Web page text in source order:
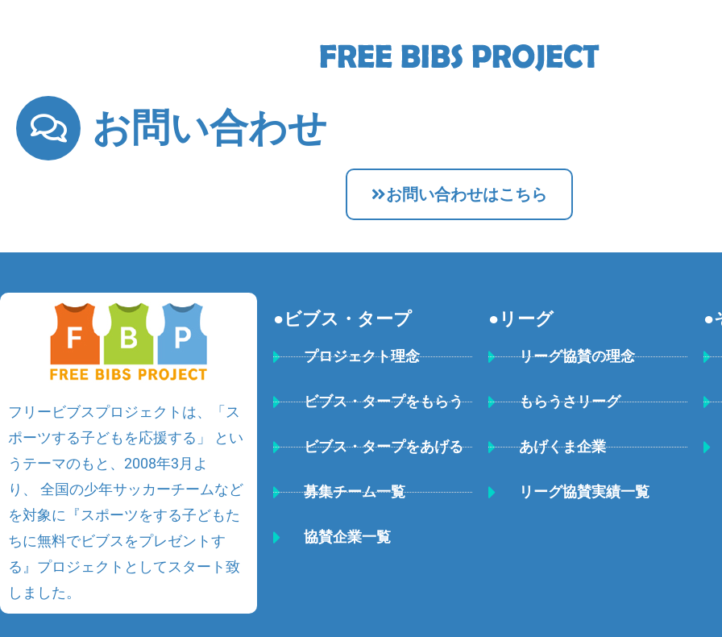
お問い合わせ
お問い合わせはこちら
フリービブスプロジェクトは、
「ス
ポーツする子どもを応援する」
とい
うテーマのもと、2008年3月よ
り、 全国の少年サッカーチームなど
を対象に『スポーツをする子どもた
ちに無料でビブスをプレゼントす
る』プロジェクトとしてスタート致
しました。
●ビブス・タープ
プロジェクト理念
ビブス・タープをもらう
ビブス・タープをあげる
募集チーム一覧
協賛企業一覧
●リーグ
リーグ協賛の理念
もらうさリーグ
あげくま企業
リーグ協賛実績一覧
●